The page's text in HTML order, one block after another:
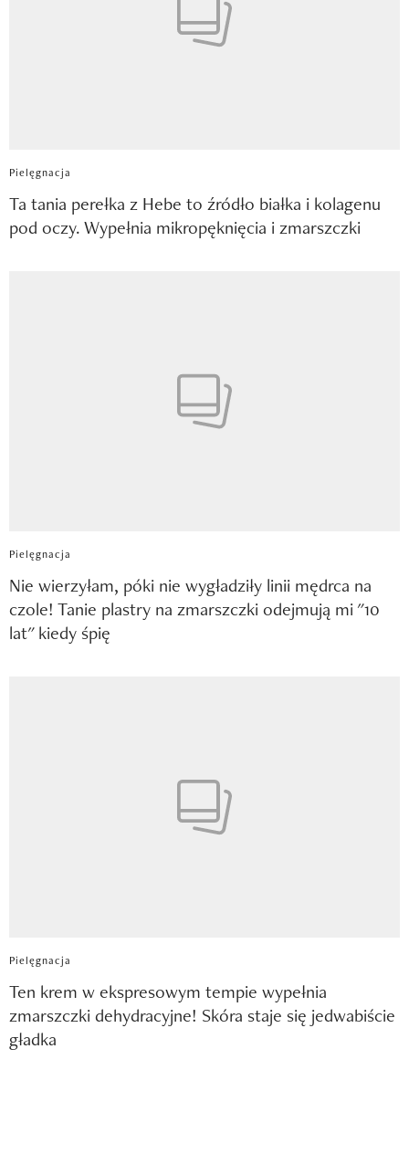
Pielęgnacja
Ta tania perełka z Hebe to źródło białka i kolagenu
pod oczy. Wypełnia mikropęknięcia i zmarszczki
Pielęgnacja
Nie wierzyłam, póki nie wygładziły linii mędrca na
czole! Tanie plastry na zmarszczki odejmują mi "10
lat" kiedy śpię
Pielęgnacja
Ten krem w ekspresowym tempie wypełnia
zmarszczki dehydracyjne! Skóra staje się jedwabiście
gładka